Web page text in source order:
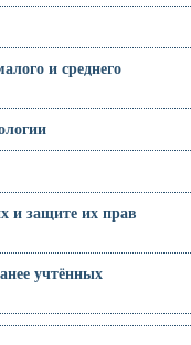
и среднего
и защите их прав
учтённых